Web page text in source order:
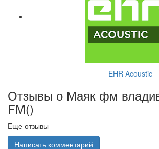
EHR Acoustic
Отзывы о Маяк фм
FM()
Еще отзывы
Написать комментарий